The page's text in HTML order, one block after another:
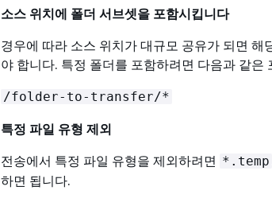
소스 위치에 폴더 서브셋을 포함시킵니다
경우에 따라 소스 위치가 대규모 공유가 되면
야 합니다. 특정 폴더를 포함하려면 다음과 같
/folder-to-transfer/*
특정 파일 유형 제외
전송에서 특정 파일 유형을 제외하려면 *.temp
하면 됩니다.